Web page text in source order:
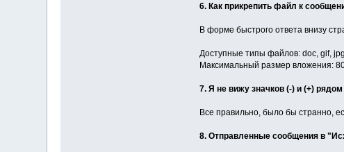
6. Как прикрепить файл к
В форме быстрого ответа внизу
Доступные типы файлов: doc, gif,
Максимальный размер вложения:
7. Я не вижу значков (-) и (+)
Все правильно, было бы странно,
8. Отправленные сообщения в